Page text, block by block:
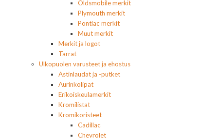
Oldsmobile merkit
Plymouth merkit
Pontiac merkit
Muut merkit
Merkit ja logot
Tarrat
Ulkopuolen varusteet ja ehostus
Astinlaudat ja -putket
Aurinkolipat
Erikoiskeulamerkit
Kromilistat
Kromikoristeet
Cadillac
Chevrolet